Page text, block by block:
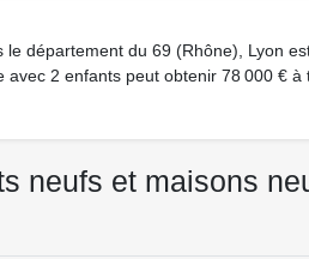
département du 69 (Rhône), Lyon
2 enfants peut obtenir 78 000 €
neufs et maisons